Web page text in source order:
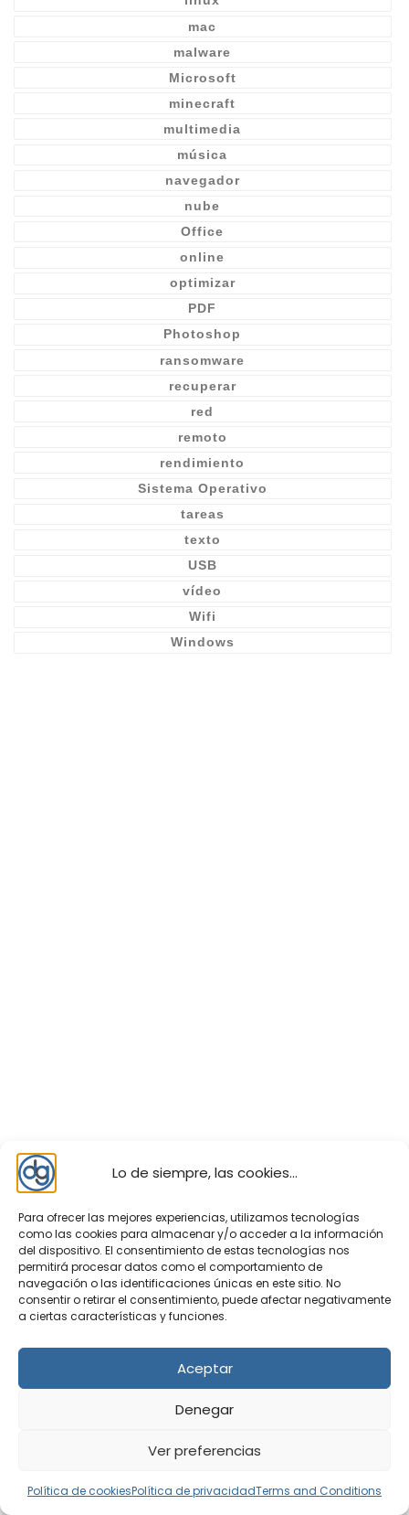
Lo de siempre, las cookies...
Para ofrecer las mejores experiencias, utilizamos tecnologías
como las cookies para almacenar y/o acceder a la información
del dispositivo. El consentimiento de estas tecnologías nos
permitirá procesar datos como el comportamiento de
navegación o las identificaciones únicas en este sitio. No
consentir o retirar el consentimiento, puede afectar negativamente
a ciertas características y funciones.
Aceptar
Denegar
Ver preferencias
Política de cookiesPolítica de privacidadTerms and Conditions
mac
malware
Microsoft
minecraft
multimedia
música
navegador
nube
Office
online
optimizar
PDF
Photoshop
ransomware
recuperar
red
remoto
rendimiento
Sistema Operativo
tareas
texto
USB
vídeo
Wifi
Windows
Top 10 descargas
Windows
Recortes captura de pantalla en
Siempre hemos podido
realizar una captura de pantalla en
Windows pulsando la tecla Imprimir Pantalla y
documento de Word, PowerPoint, editor de